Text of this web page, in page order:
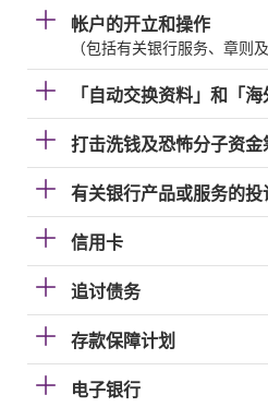
帐户的开立和操作
（包括有关银行服务、章则
「自动交换资料」和「
打击洗钱及恐怖分子资金
有关银行产品或服务的投
信用卡
追讨债务
存款保障计划
电子银行